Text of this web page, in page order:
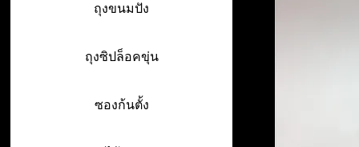
ถุงขนมปัง
ถุงซิปล็อคขุ่น
ซองก้นตั้ง